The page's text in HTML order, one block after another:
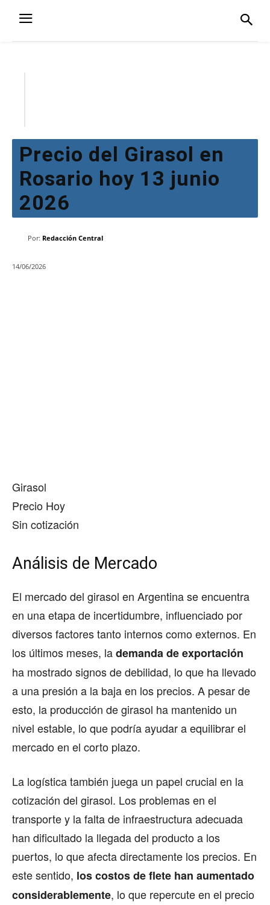
Precio del Girasol en
Rosario hoy 13 junio
2026
Por: Redacción Central
14/06/2026
Girasol
Precio Hoy
Sin cotización
Análisis de Mercado
El mercado del girasol en Argentina se encuentra
en una etapa de incertidumbre, influenciado por
diversos factores tanto internos como externos. En
los últimos meses, lademanda de exportación
ha mostrado signos de debilidad, lo que ha llevado
a una presión a la baja en los precios. A pesar de
esto, la producción de girasol ha mantenido un
nivel estable, lo que podría ayudar a equilibrar el
mercado en el corto plazo.
La logística también juega un papel crucial en la
cotización del girasol. Los problemas en el
transporte y la falta de infraestructura adecuada
han dificultado la llegada del producto a los
puertos, lo que afecta directamente los precios. En
este sentido, los costos de flete han aumentado
considerablemente, lo que repercute en el precio